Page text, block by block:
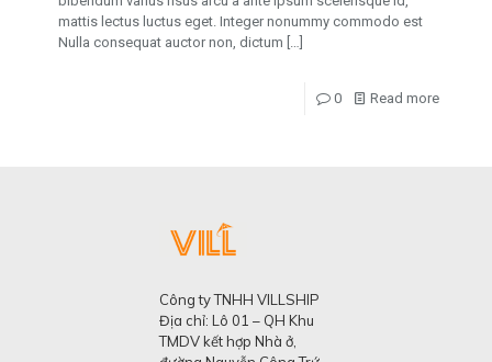
mattis lectus luctus eget. Integer nonummy commodo est
Nulla consequat auctor non, dictum […]
0 Read more
Công ty TNHH VILLSHIP
Địa chỉ: Lô 01 – QH Khu
TMDV kết hợp Nhà ở,